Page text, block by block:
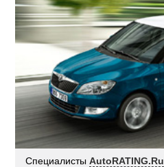
СпециалистыAutoRATING.Ru